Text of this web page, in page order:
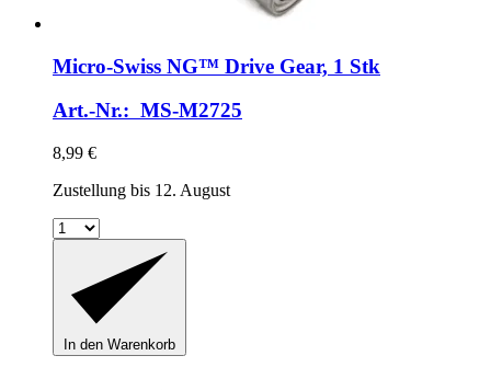
Micro-Swiss NG™ Drive Gear, 1 Stk
Art.-Nr.: MS-M2725
8,99 €
Zustellung bis 12. August
In den Warenkorb